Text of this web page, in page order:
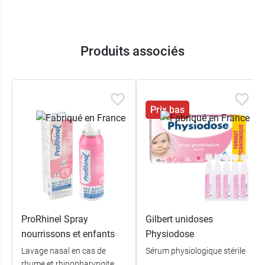
Produits associés
ProRhinel Spray
nourrissons et enfants
Lavage nasal en cas de
Prix bas
Gilbert unidoses
Physiodose
Sérum physiologique stérile